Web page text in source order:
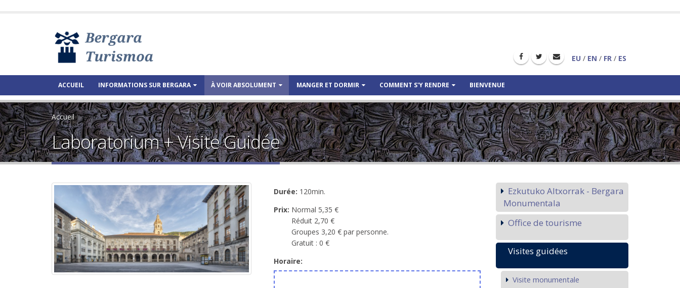
EU / EN / FR / ES
ACCUEIL INFORMATIONS SUR BERGARA À VOIR ABSOLUMENT MANGER ET DORMIR COMMENT S'Y RENDRE BIENVENUE
Accueil
Laboratorium + Visite Guidée
Durée: 120min.
Prix: Normal 5,35 €
Réduit 2,70 €
Groupes 3,20 € par personne.
Gratuit : 0 €
Horaire:
Ezkutuko Altxorrak - Bergara
Monumentala
Office de tourisme
Visites guidées
Visite monumentale